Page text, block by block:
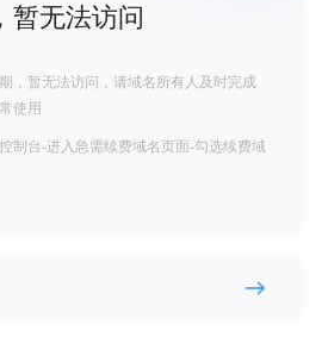
暂无法访问
，暂无法访问，请域名所有人及时完成
使用
制台-进入急需续费域名页面-勾选续费域